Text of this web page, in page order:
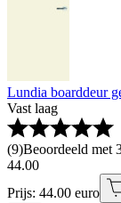
Lundia boarddeur
Vast laag
(9)Beoordeeld met
44.00
Prijs: 44.00 euro